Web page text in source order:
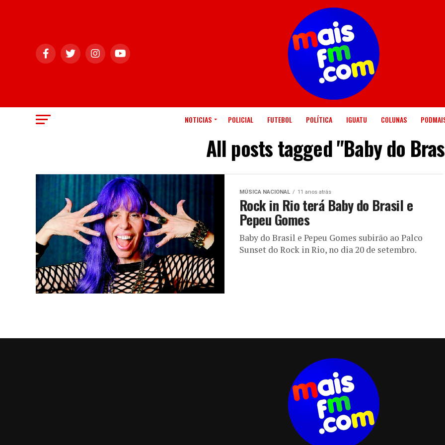
NOTICIAS POLICIAL FUTEBOL POLÍTICA IGUATU COLUNAS
All posts tagged "Baby do
MÚSICA NACIONAL 11 anos atrás
Rock in Rio terá Baby do Brasil e
Pepeu Gomes
Baby do Brasil e Pepeu Gomes subirão ao Palco
Sunset do Rock in Rio, no dia 20 de setembro.